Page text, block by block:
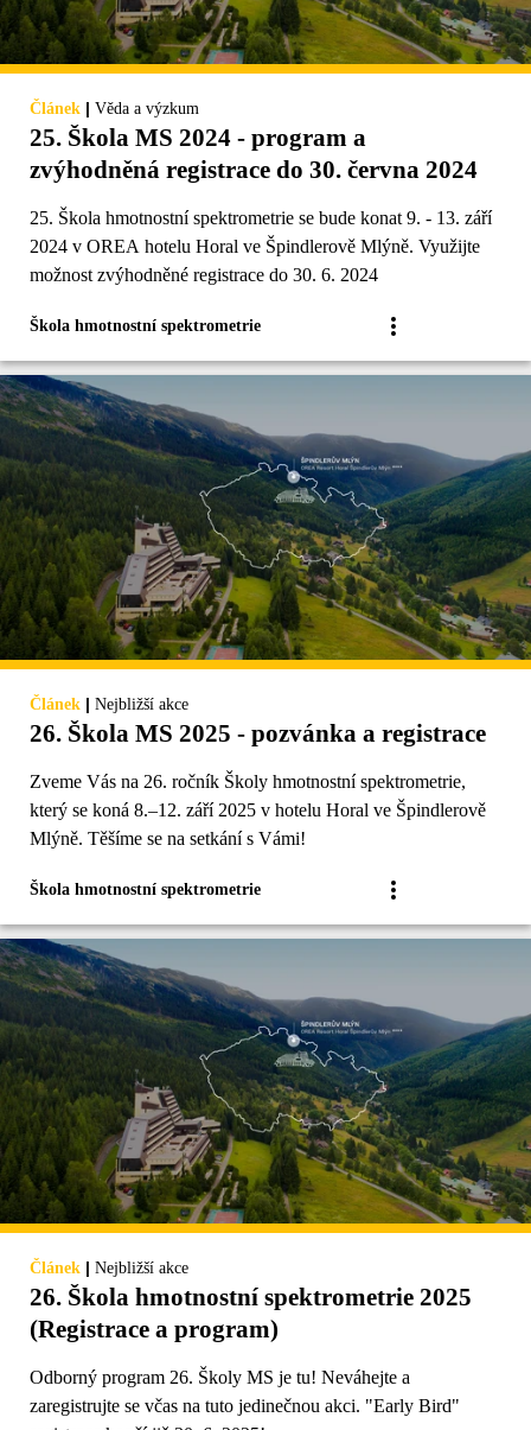
Článek | Věda a výzkum
25. Škola MS 2024 - program a
zvýhodněná registrace do 30. června 2024
25. Škola hmotnostní spektrometrie se bude konat 9. - 13. září
2024 v OREA hotelu Horal ve Špindlerově Mlýně. Využijte
možnost zvýhodněné registrace do 30. 6. 2024
Škola hmotnostní spektrometrie
Článek | Nejbližší akce
26. Škola MS 2025 - pozvánka a registrace
Zveme Vás na 26. ročník Školy hmotnostní spektrometrie,
který se koná 8.–12. září 2025 v hotelu Horal ve Špindlerově
Mlýně. Těšíme se na setkání s Vámi!
Škola hmotnostní spektrometrie
Článek | Nejbližší akce
26. Škola hmotnostní spektrometrie 2025
(Registrace a program)
Odborný program 26. Školy MS je tu! Neváhejte a
zaregistrujte se včas na tuto jedinečnou akci. "Early Bird"